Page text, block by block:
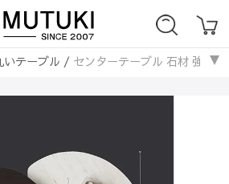
いテーブル / センターテーブル 石材 強化